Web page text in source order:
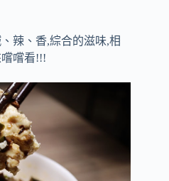
辣、香,綜合的滋味,相
嚐看!!!